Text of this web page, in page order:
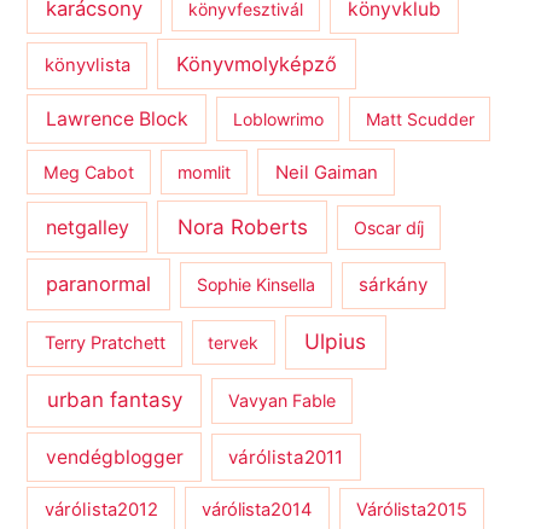
karácsony könyvfesztivál könyvklub
könyvlista Könyvmolyképző
Lawrence Block Loblowrimo Matt Scudder
Meg Cabot momlit Neil Gaiman
netgalley Nora Roberts Oscar díj
paranormal Sophie Kinsella sárkány
Terry Pratchett tervek Ulpius
urban fantasy Vavyan Fable
vendégblogger várólista2011
várólista2012 várólista2014 Várólista2015